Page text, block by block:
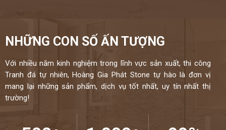
NHỮNG CON SỐ ẤN TƯỢNG
Với nhiều năm kinh nghiệm trong lĩnh vực sản xuất, thi công
Tranh đá tự nhiên, Hoàng Gia Phát Stone tự hào là đơn vị
mang lại những sản phẩm, dịch vụ tốt nhất, uy tín nhất thị
trường!